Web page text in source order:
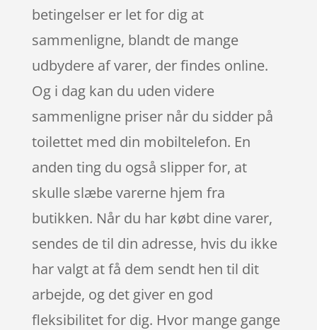
betingelser er let for dig at
sammenligne, blandt de mange
udbydere af varer, der findes online.
Og i dag kan du uden videre
sammenligne priser når du sidder på
toilettet med din mobiltelefon. En
anden ting du også slipper for, at
skulle slæbe varerne hjem fra
butikken. Når du har købt dine varer,
sendes de til din adresse, hvis du ikke
har valgt at få dem sendt hen til dit
arbejde, og det giver en god
fleksibilitet for dig. Hvor mange gange